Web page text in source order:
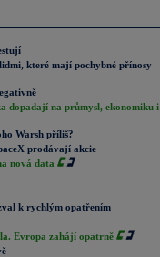
které mají pochybné přínosy
dopadají na průmysl, ekonomiku i
Warsh příliš?
prodávají akcie
nová data
k rychlým opatřením
Evropa zahájí opatrně